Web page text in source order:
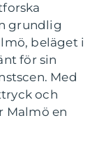
grundlig
beläget i
för sin
Med
och
Malmö en